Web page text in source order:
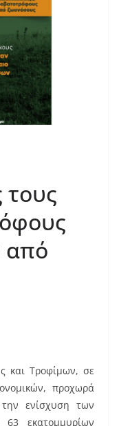
τους
από
και Τροφίμων, σε
προχωρά
ενίσχυση των
εκατομμυρίων